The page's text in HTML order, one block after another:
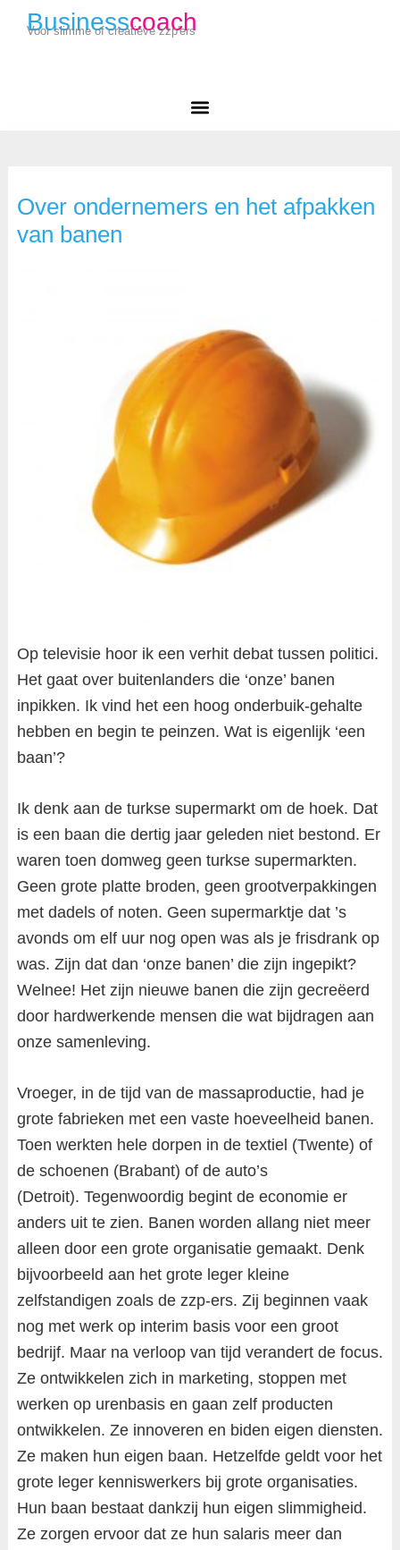
Businesscoach
Voor slimme of creatieve zzp'ers
Over ondernemers en het afpakken
van banen
Op televisie hoor ik een verhit debat tussen politici.
Het gaat over buitenlanders die ‘onze’ banen
inpikken. Ik vind het een hoog onderbuik-gehalte
hebben en begin te peinzen. Wat is eigenlijk ‘een
baan’?
Ik denk aan de turkse supermarkt om de hoek. Dat
is een baan die dertig jaar geleden niet bestond. Er
waren toen domweg geen turkse supermarkten.
Geen grote platte broden, geen grootverpakkingen
met dadels of noten. Geen supermarktje dat ’s
avonds om elf uur nog open was als je frisdrank op
was. Zijn dat dan ‘onze banen’ die zijn ingepikt?
Welnee! Het zijn nieuwe banen die zijn gecreëerd
door hardwerkende mensen die wat bijdragen aan
onze samenleving.
Vroeger, in de tijd van de massaproductie, had je
grote fabrieken met een vaste hoeveelheid banen.
Toen werkten hele dorpen in de textiel (Twente) of
de schoenen (Brabant) of de auto’s
(Detroit). Tegenwoordig begint de economie er
anders uit te zien. Banen worden allang niet meer
alleen door een grote organisatie gemaakt. Denk
bijvoorbeeld aan het grote leger kleine
zelfstandigen zoals de zzp-ers. Zij beginnen vaak
nog met werk op interim basis voor een groot
bedrijf. Maar na verloop van tijd verandert de focus.
Ze ontwikkelen zich in marketing, stoppen met
werken op urenbasis en gaan zelf producten
ontwikkelen. Ze innoveren en biden eigen diensten.
Ze maken hun eigen baan. Hetzelfde geldt voor het
grote leger kenniswerkers bij grote organisaties.
Hun baan bestaat dankzij hun eigen slimmigheid.
Ze zorgen ervoor dat ze hun salaris meer dan